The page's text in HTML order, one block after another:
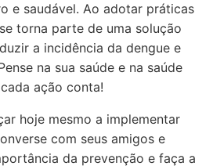
e saudável. Ao adotar práticas
torna parte de uma solução
a incidência da dengue e
na sua saúde e na saúde
ação conta!
hoje mesmo a implementar
com seus amigos e
da prevenção e faça a